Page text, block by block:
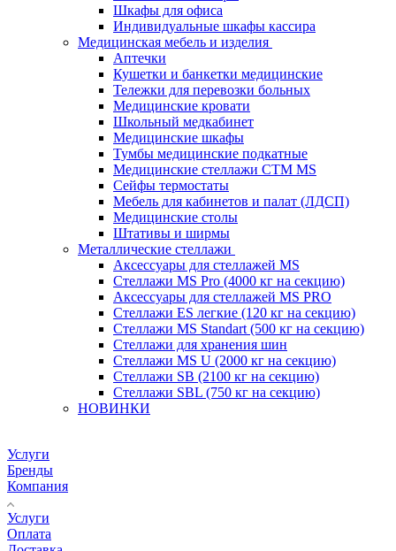
Шкафы для офиса
Индивидуальные шкафы кассира
Медицинская мебель и изделия
Аптечки
Кушетки и банкетки медицинские
Тележки для перевозки больных
Медицинские кровати
Школьный медкабинет
Медицинские шкафы
Тумбы медицинские подкатные
Медицинские стеллажи CTM MS
Сейфы термостаты
Мебель для кабинетов и палат (ЛДСП)
Медицинские столы
Штативы и ширмы
Металлические стеллажи
Аксессуары для стеллажей MS
Стеллажи MS Pro (4000 кг на секцию)
Аксессуары для стеллажей MS PRO
Стеллажи ES легкие (120 кг на секцию)
Стеллажи MS Standart (500 кг на секцию)
Стеллажи для хранения шин
Стеллажи MS U (2000 кг на секцию)
Стеллажи SB (2100 кг на секцию)
Стеллажи SBL (750 кг на секцию)
НОВИНКИ
Услуги
Бренды
Компания
Услуги
Оплата